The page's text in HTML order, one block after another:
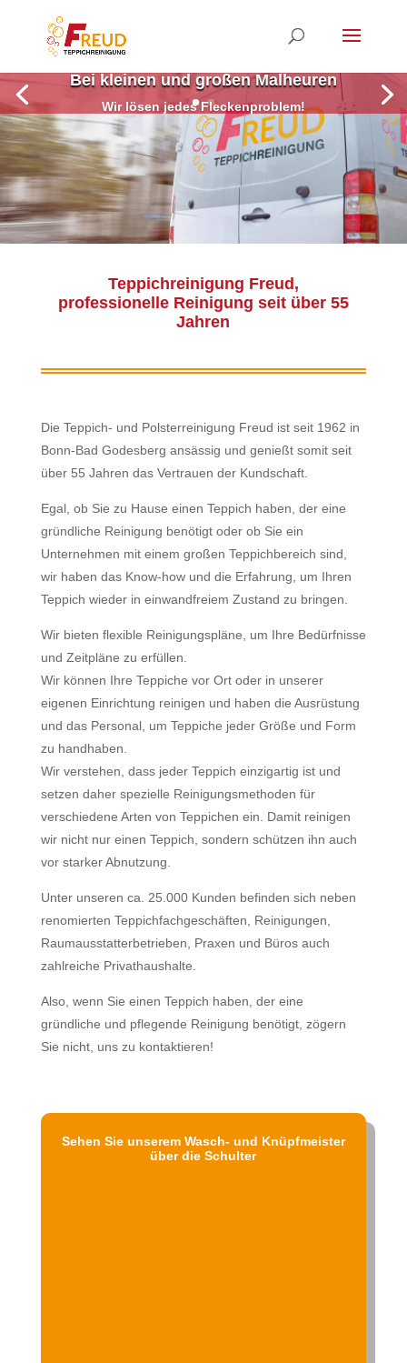
Bei kleinen und großen Malheuren
Wir lösen jedes Fleckenproblem!
Teppichreinigung Freud,
professionelle Reinigung seit über 55
Jahren
Die Teppich- und Polsterreinigung Freud ist seit 1962 in
Bonn-Bad Godesberg ansässig und genießt somit seit
über 55 Jahren das Vertrauen der Kundschaft.
Egal, ob Sie zu Hause einen Teppich haben, der eine
gründliche Reinigung benötigt oder ob Sie ein
Unternehmen mit einem großen Teppichbereich sind,
wir haben das Know-how und die Erfahrung, um Ihren
Teppich wieder in einwandfreiem Zustand zu bringen.
Wir bieten flexible Reinigungspläne, um Ihre Bedürfnisse
und Zeitpläne zu erfüllen.
Wir können Ihre Teppiche vor Ort oder in unserer
eigenen Einrichtung reinigen und haben die Ausrüstung
und das Personal, um Teppiche jeder Größe und Form
zu handhaben.
Wir verstehen, dass jeder Teppich einzigartig ist und
setzen daher spezielle Reinigungsmethoden für
verschiedene Arten von Teppichen ein. Damit reinigen
wir nicht nur einen Teppich, sondern schützen ihn auch
vor starker Abnutzung.
Unter unseren ca. 25.000 Kunden befinden sich neben
renomierten Teppichfachgeschäften, Reinigungen,
Raumausstatterbetrieben, Praxen und Büros auch
zahlreiche Privathaushalte.
Also, wenn Sie einen Teppich haben, der eine
gründliche und pflegende Reinigung benötigt, zögern
Sie nicht, uns zu kontaktieren!
Sehen Sie unserem Wasch- und Knüpfmeister
über die Schulter